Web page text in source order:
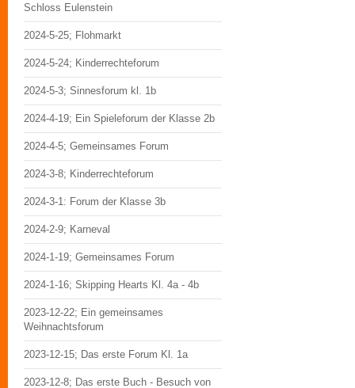
Schloss Eulenstein
2024-5-25; Flohmarkt
2024-5-24; Kinderrechteforum
2024-5-3; Sinnesforum kl. 1b
2024-4-19; Ein Spieleforum der Klasse 2b
2024-4-5; Gemeinsames Forum
2024-3-8; Kinderrechteforum
2024-3-1: Forum der Klasse 3b
2024-2-9; Karneval
2024-1-19; Gemeinsames Forum
2024-1-16; Skipping Hearts Kl. 4a - 4b
2023-12-22; Ein gemeinsames
Weihnachtsforum
2023-12-15; Das erste Forum Kl. 1a
2023-12-8; Das erste Buch - Besuch von